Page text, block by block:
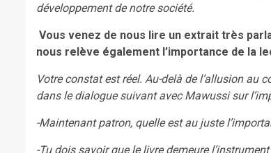
développement de notre société.
Vous venez de nous lire un extrait très
nous relève également l’importance de la
Votre constat est réel. Au-delà de l’allusion au
dans le dialogue suivant avec Mawussi sur
-Maintenant patron, quelle est au juste
-Tu dois savoir que le livre demeure